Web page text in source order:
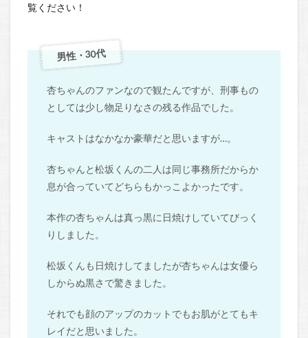
覧ください！
男性・30代
杏ちゃんのファンなので観たんですが、刑事もの
としては少し物足りなさの残る作品でした。
キャストはなかなか豪華だと思いますが…。
杏ちゃんと松坂くんの二人は同じ事務所だからか
息が合っていてどちらもかっこよかったです。
本作の杏ちゃんは真っ黒に日焼けしていてびっく
りしました。
松坂くんも日焼けしてましたが杏ちゃんは女優ら
しからぬ黒さで驚きました。
それでも顔のアップのカットでもお肌がとてもキ
レイだと思いました。